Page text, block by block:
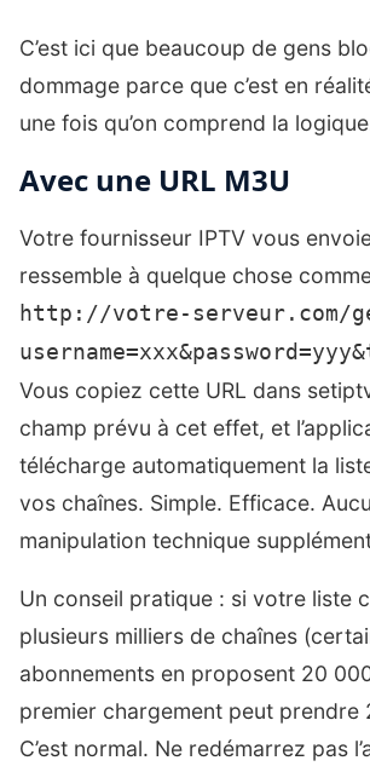
C’est ici que beaucoup de gens
dommage parce que c’est en
une fois qu’on comprend la
Avec une URL M3U
Votre fournisseur IPTV vous
ressemble à quelque chose
http://votre-serveur.com/
Vous copiez cette URL dans
champ prévu à cet effet, et
télécharge automatiquement la
vos chaînes. Simple. Efficace.
manipulation technique
Un conseil pratique : si votre liste
plusieurs milliers de chaînes
abonnements en proposent 20
premier chargement peut prendre
C’est normal. Ne redémarrez pas